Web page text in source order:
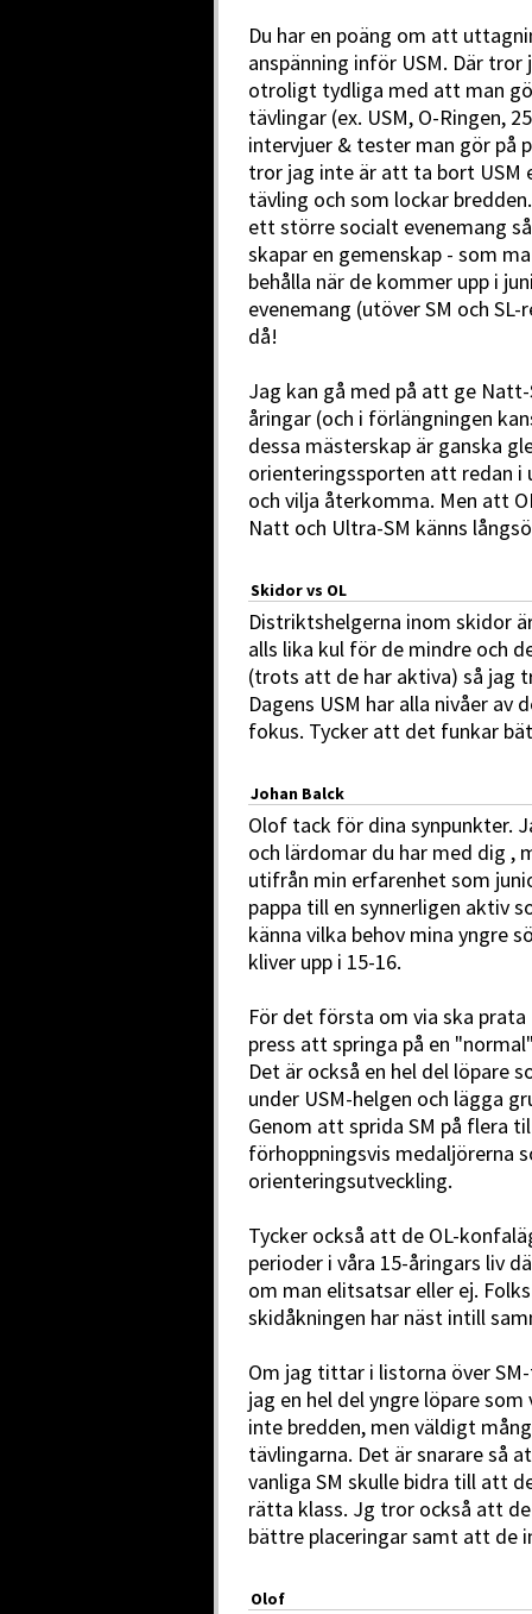
Du har en poäng om att
anspänning inför USM. Där
otroligt tydliga med att man
tävlingar (ex. USM, O-Ringen,
intervjuer & tester man gör på
tror jag inte är att ta bort USM
tävling och som lockar
ett större socialt evenemang
skapar en gemenskap - som
behålla när de kommer upp i
evenemang (utöver SM och
då!
Jag kan gå med på att ge
åringar (och i förlängningen
dessa mästerskap är ganska
orienteringssporten att redan i
och vilja återkomma. Men att
Natt och Ultra-SM känns
Skidor vs OL
Distriktshelgerna inom skidor
alls lika kul för de mindre och
(trots att de har aktiva) så jag
Dagens USM har alla nivåer
fokus. Tycker att det funkar
Johan Balck
Olof tack för dina synpunkter.
och lärdomar du har med dig ,
utifrån min erfarenhet som
pappa till en synnerligen aktiv
känna vilka behov mina yngre
kliver upp i 15-16.
För det första om via ska
press att springa på en
Det är också en hel del löpare
under USM-helgen och lägga
Genom att sprida SM på flera
förhoppningsvis medaljörerna
orienteringsutveckling.
Tycker också att de OL-
perioder i våra 15-åringars liv
om man elitsatsar eller ej.
skidåkningen har näst intill
Om jag tittar i listorna över
jag en hel del yngre löpare som
inte bredden, men väldigt
tävlingarna. Det är snarare så
vanliga SM skulle bidra till att
rätta klass. Jg tror också att
bättre placeringar samt att de
Olof